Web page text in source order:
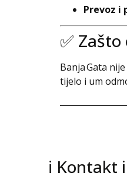
Prevoz i
✅
Banja Gata
tijelo i um
ℹ️ Kontakt